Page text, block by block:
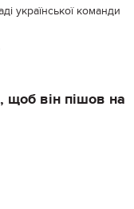
української команди
щоб він пішов на